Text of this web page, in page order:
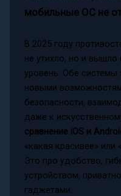
мобильные ОС не
В 2025 году
не утихло, но и вышло
уровень. Обе
новыми
безопасности,
даже к
сравнение iOS и
«какая красивее» или
Это про удобство,
устройством,
гаджетами.